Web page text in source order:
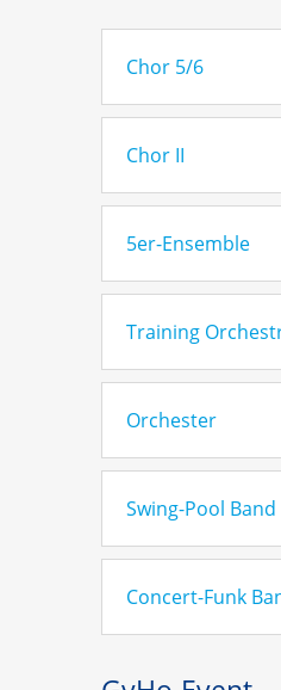
Chor 5/6
Chor II
5er-Ensemble
Training
Orchester
Swing-Pool Band
Concert-Funk